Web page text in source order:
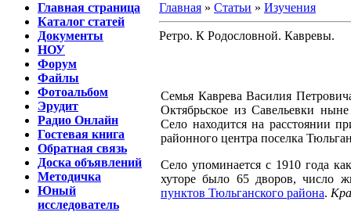
Главная страница
Каталог статей
Документы
НОУ
Форум
Файлы
Фотоальбом
Эрудит
Радио Онлайн
Гостевая книга
Обратная связь
Доска объявлений
Методичка
Юный
исследователь
Главная » Статьи » Изучения
Ретро. К Родословной. Кавревы.
Семья Каврева Василия
Октябрьское из Савельевки
Село находится на расстоянии
районного центра поселка
Село упоминается с 1910 года
хуторе было 65 дворов, число
пунктов Тюльганского района.